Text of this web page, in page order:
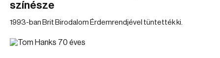
színésze
1993-ban Brit Birodalom Érdemrendjével tüntették ki.